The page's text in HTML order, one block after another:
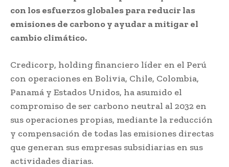
con los esfuerzos globales para reducir las
emisiones de carbono y ayudar a mitigar el
cambio climático.
Credicorp, holding financiero líder en el Perú
con operaciones en Bolivia, Chile, Colombia,
Panamá y Estados Unidos, ha asumido el
compromiso de ser carbono neutral al 2032 en
sus operaciones propias, mediante la reducción
y compensación de todas las emisiones directas
que generan sus empresas subsidiarias en sus
actividades diarias.